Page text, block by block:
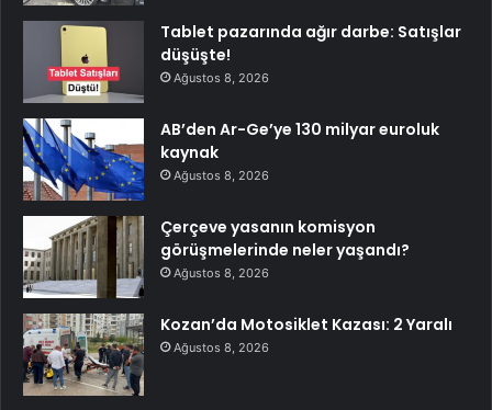
Tablet pazarında ağır darbe: Satışlar
düşüşte!
Ağustos 8, 2026
AB’den Ar-Ge’ye 130 milyar euroluk
kaynak
Ağustos 8, 2026
Çerçeve yasanın komisyon
görüşmelerinde neler yaşandı?
Ağustos 8, 2026
Kozan’da Motosiklet Kazası: 2 Yaralı
Ağustos 8, 2026